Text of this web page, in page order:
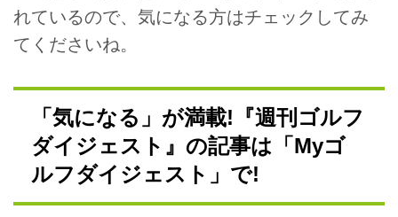
れているので、気になる方はチェックしてみ
てくださいね。
「気になる」が満載!『週刊ゴルフ
ダイジェスト』の記事は「Myゴ
ルフダイジェスト」で!